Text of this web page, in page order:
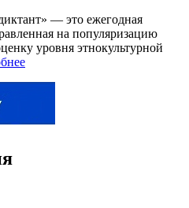
— это ежегодная
на популяризацию
уровня этнокультурной